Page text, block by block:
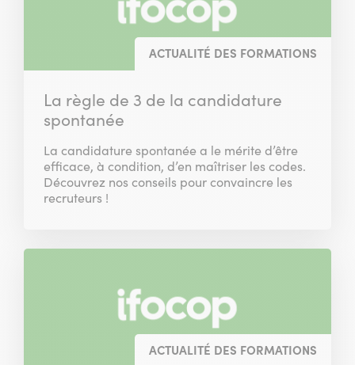
ACTUALITÉ DES FORMATIONS
La règle de 3 de la candidature
spontanée
La candidature spontanée a le mérite d’être
efficace, à condition, d’en maîtriser les codes.
Découvrez nos conseils pour convaincre les
recruteurs !
ACTUALITÉ DES FORMATIONS